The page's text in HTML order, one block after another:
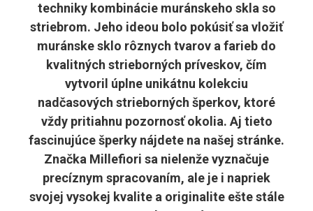
techniky kombinácie muránskeho skla so
striebrom. Jeho ideou bolo pokúsiť sa vložiť
muránske sklo rôznych tvarov a farieb do
kvalitných strieborných príveskov, čím
vytvoril úplne unikátnu kolekciu
nadčasových strieborných šperkov, ktoré
vždy pritiahnu pozornosť okolia. Aj tieto
fascinujúce šperky nájdete na našej stránke.
Značka Millefiori sa nielenže vyznačuje
precíznym spracovaním, ale je i napriek
svojej vysokej kvalite a originalite ešte stále